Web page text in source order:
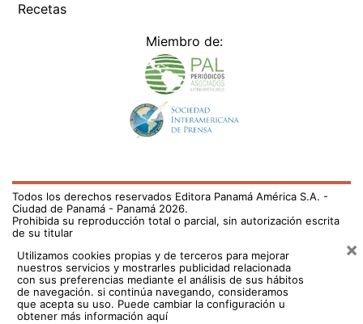
Recetas
Miembro de:
Todos los derechos reservados Editora Panamá América S.A. -
Ciudad de Panamá - Panamá 2026.
Prohibida su reproducción total o parcial, sin autorización escrita
de su titular
Utilizamos cookies propias y de terceros para mejorar
nuestros servicios y mostrarles publicidad relacionada
con sus preferencias mediante el análisis de sus hábitos
de navegación. si continúa navegando, consideramos
que acepta su uso. Puede cambiar la configuración u
obtener más información aquí
×